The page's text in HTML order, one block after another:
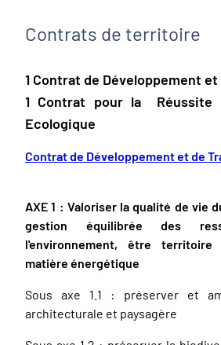
Contrats de territoire
1 Contrat de Développement
1 Contrat pour la Réussite
Ecologique
Contrat de Développement et de
AXE 1 : Valoriser la qualité de vie
gestion équilibrée des
l'environnement, être
matière énergétique
Sous axe 1.1 : préserver et
architecturale et paysagère